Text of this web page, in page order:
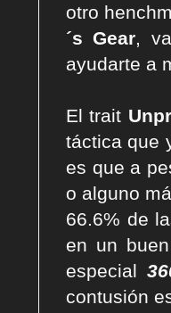
otro
´s Gear,
ayudarte a
El trait
táctica que
es que a
o alguno
66.6% de
en un
especial
contusión